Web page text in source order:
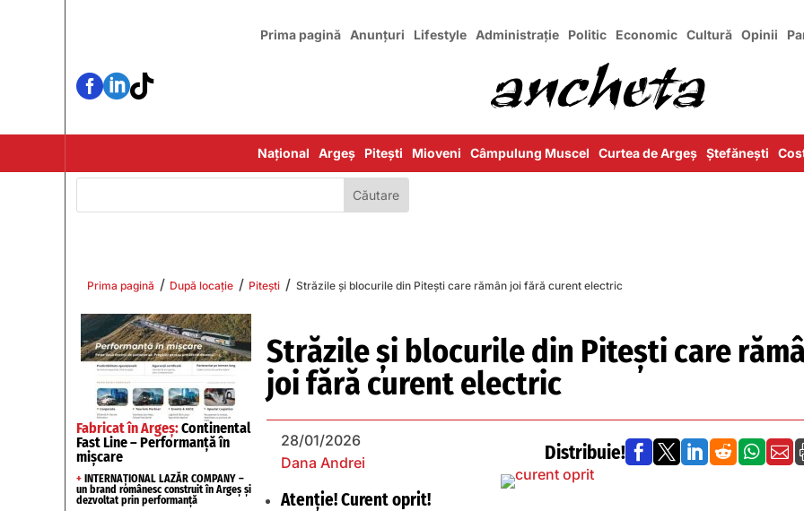
Prima pagină Anunțuri Lifestyle Administrație Politic Economic Cultură Opinii

Național Argeș Pitești Mioveni Câmpulung Muscel Curtea de Argeș Ștefănești
Prima pagină / După locație / Pitești / Străzile și blocurile din Pitești care rămân joi fără curent electric
Fabricat în Argeș:Continental
Fast Line – Performanță în
mișcare
+ INTERNAȚIONAL LAZĂR COMPANY –
un brand românesc construit în Argeș și
dezvoltat prin performanță
Străzile și blocurile din Pitești care
joi fără curent electric
28/01/2026
Dana Andrei
Distribuie!      
Atenție! Curent oprit!